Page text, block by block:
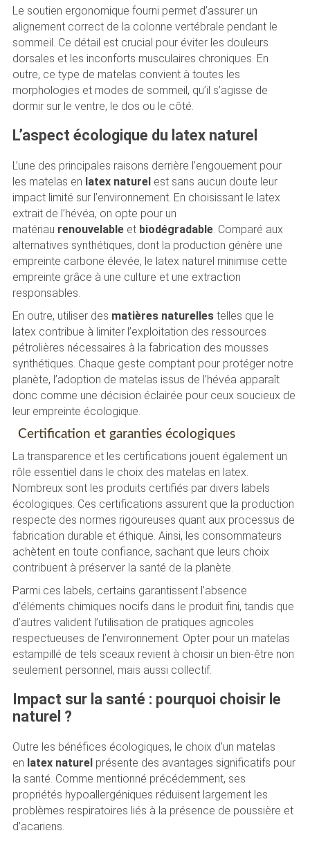
Le soutien ergonomique fourni permet d’assurer un
alignement correct de la colonne vertébrale pendant le
sommeil. Ce détail est crucial pour éviter les douleurs
dorsales et les inconforts musculaires chroniques. En
outre, ce type de matelas convient à toutes les
morphologies et modes de sommeil, qu’il s’agisse de
dormir sur le ventre, le dos ou le côté.
L’aspect écologique du latex naturel
L’une des principales raisons derrière l’engouement pour
les matelas en latex naturel est sans aucun doute leur
impact limité sur l’environnement. En choisissant le latex
extrait de l’hévéa, on opte pour un
matériau renouvelableet biodégradable. Comparé aux
alternatives synthétiques, dont la production génère une
empreinte carbone élevée, le latex naturel minimise cette
empreinte grâce à une culture et une extraction
responsables.
En outre, utiliser des matières naturellestelles que le
latex contribue à limiter l’exploitation des ressources
pétrolières nécessaires à la fabrication des mousses
synthétiques. Chaque geste comptant pour protéger notre
planète, l’adoption de matelas issus de l’hévéa apparaît
donc comme une décision éclairée pour ceux soucieux de
leur empreinte écologique.
Certification et garanties écologiques
La transparence et les certifications jouent également un
rôle essentiel dans le choix des matelas en latex.
Nombreux sont les produits certifiés par divers labels
écologiques. Ces certifications assurent que la production
respecte des normes rigoureuses quant aux processus de
fabrication durable et éthique. Ainsi, les consommateurs
achètent en toute confiance, sachant que leurs choix
contribuent à préserver la santé de la planète.
Parmi ces labels, certains garantissent l’absence
d’éléments chimiques nocifs dans le produit fini, tandis que
d’autres valident l’utilisation de pratiques agricoles
respectueuses de l’environnement. Opter pour un matelas
estampillé de tels sceaux revient à choisir un bien-être non
seulement personnel, mais aussi collectif.
Impact sur la santé : pourquoi choisir le
naturel ?
Outre les bénéfices écologiques, le choix d’un matelas
en latex naturel présente des avantages significatifs pour
la santé. Comme mentionné précédemment, ses
propriétés hypoallergéniques réduisent largement les
problèmes respiratoires liés à la présence de poussière et
d’acariens.